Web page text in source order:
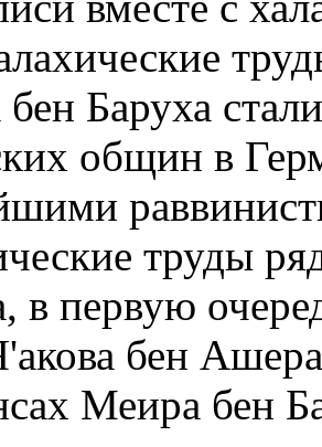
Баруха
общин в
труды
в первую
бен
Меира бен